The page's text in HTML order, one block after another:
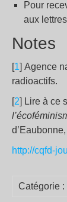
Pour
aux
Notes
[1] Agence
radioactifs.
[2] Lire à ce
http://cqfd-
Catégorie :